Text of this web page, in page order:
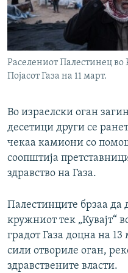
РСЕ веб страници
Раселениот Палестинец во
Појасот Газа на 11 март.
Во израелски оган
десетици други се
чекаа камиони со
соопштија
здравство на Газа.
Палестинците брзаа да
кружниот тек „Кувајт“
градот Газа доцна на
сили отвориле оган,
здравствените власти.